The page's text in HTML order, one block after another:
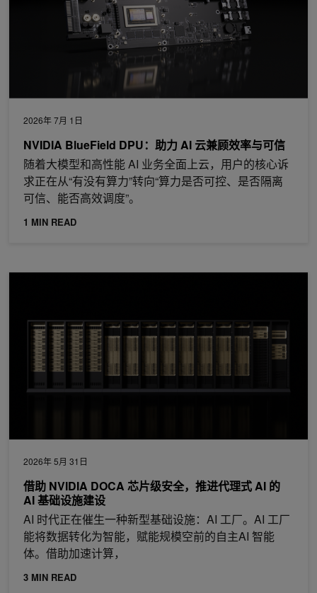
2026年 7月 1日
NVIDIA BlueField DPU：助力 AI 云兼顾效率与可信
随着大模型和高性能 AI 业务全面上云，用户的核心诉
求正在从“有没有算力”转向“算力是否可控、是否隔离
可信、能否高效调度”。
1 MIN READ
2026年 5月 31日
借助 NVIDIA DOCA 芯片级安全，推进代理式 AI 的
AI 基础设施建设
AI 时代正在催生一种新型基础设施：AI 工厂。AI 工厂
能将数据转化为智能，赋能规模空前的自主AI 智能
体。借助加速计算，
3 MIN READ
借助 NVIDIA DOCA 芯片级安全，推进代理式 AI 的 AI 基础设施